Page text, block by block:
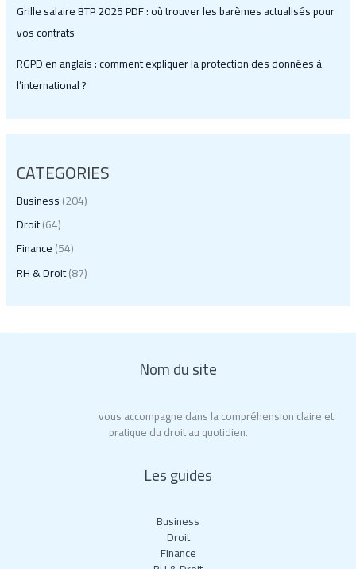
Grille salaire BTP 2025 PDF : où trouver les barèmes actualisés pour
vos contrats
RGPD en anglais : comment expliquer la protection des données à
l’international ?
CATEGORIES
Business(204)
Droit(64)
Finance(54)
RH & Droit(87)
Nom du site
vous accompagne dans la compréhension claire et
pratique du droit au quotidien.
Les guides
Business
Droit
Finance